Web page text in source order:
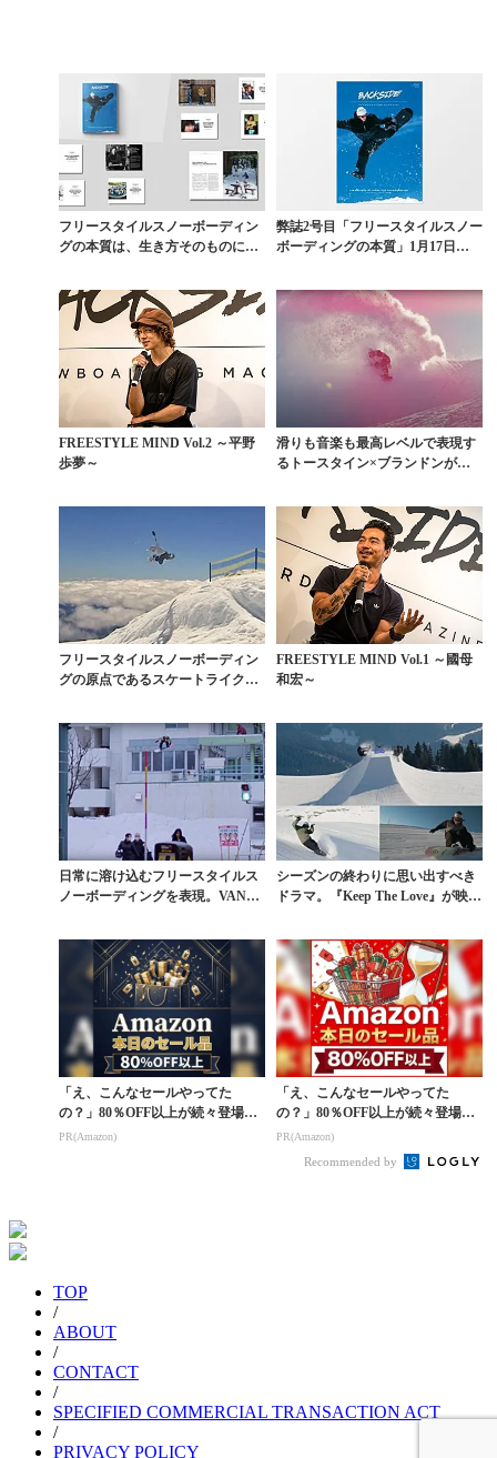
フリースタイルスノーボーディン
グの本質は、生き方そのものにあ
弊誌2号目「フリースタイルスノー
ボーディングの本質」1月17日
FREESTYLE MIND Vol.2 ～平野
歩夢～
滑りも音楽も最高レベルで表現す
るトースタイン×ブランドンが贈
フリースタイルスノーボーディン
グの原点であるスケートライクな
FREESTYLE MIND Vol.1 ～國母
和宏～
日常に溶け込むフリースタイルス
ノーボーディングを表現。VANS
シーズンの終わりに思い出すべき
ドラマ。『Keep The Love』が映す
「え、こんなセールやってた
の？」80％OFF以上が続々登場！
Amazonの本気が...
PR(Amazon)
「え、こんなセールやってた
の？」80％OFF以上が続々登場！
Amazonの本気が...
PR(Amazon)
Recommended by
TOP
/
ABOUT
/
CONTACT
/
SPECIFIED COMMERCIAL TRANSACTION ACT
/
PRIVACY POLICY